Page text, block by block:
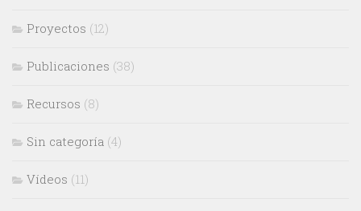
Proyectos (12)
Publicaciones (38)
Recursos (8)
Sin categoría (4)
Vídeos (11)